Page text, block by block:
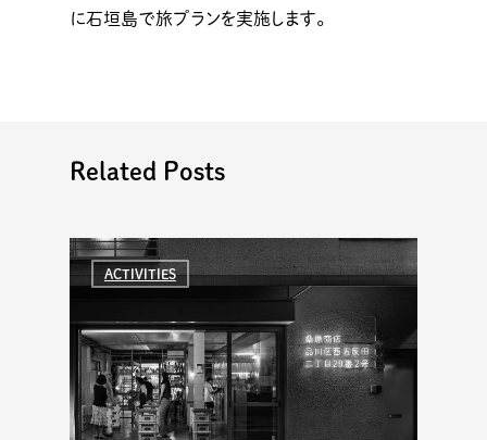
に石垣島で旅プランを実施します。
Related Posts
ACTIVITIES